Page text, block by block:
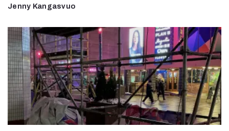
Jenny Kangasvuo